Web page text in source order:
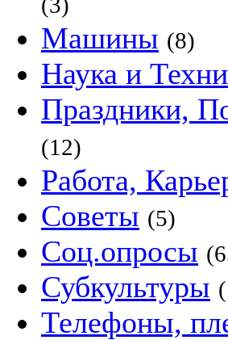
Машины (8)
Наука и
Праздники,
(12)
Работа,
Советы (5)
Соц.опросы
Субкультуры
Телефоны,